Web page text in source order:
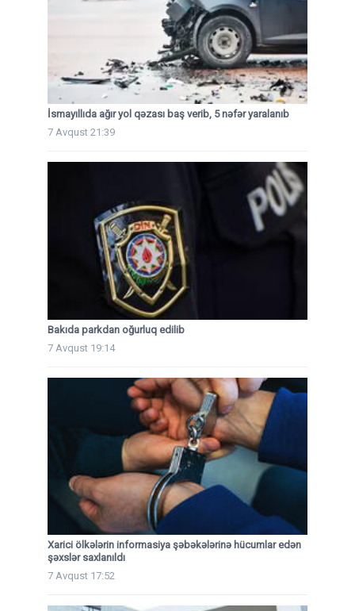
İsmayıllıda ağır yol qəzası baş verib, 5 nəfər yaralanıb
7 Avqust 21:39
Bakıda parkdan oğurluq edilib
7 Avqust 19:14
Xarici ölkələrin informasiya şəbəkələrinə hücumlar edən
şəxslər saxlanıldı
7 Avqust 17:52